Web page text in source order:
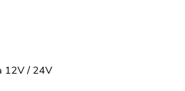
12V / 24V